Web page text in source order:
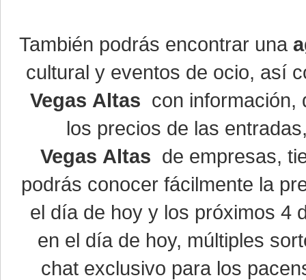
También podrás encontrar una
cultural y eventos de ocio, así
Vegas Altas con información,
los precios de las
Vegas Altas de empresas,
podrás conocer fácilmente la
el día de hoy y los próximos 4
en el día de hoy, múltiples
chat exclusivo para los